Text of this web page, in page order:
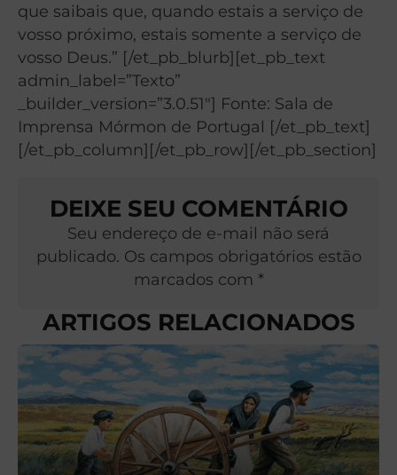
que saibais que, quando estais a serviço de
vosso próximo, estais somente a serviço de
vosso Deus.” [/et_pb_blurb][et_pb_text
admin_label=”Texto”
_builder_version=”3.0.51″] Fonte: Sala de
Imprensa Mórmon de Portugal [/et_pb_text]
[/et_pb_column][/et_pb_row][/et_pb_section]
DEIXE SEU COMENTÁRIO
Seu endereço de e-mail não será
publicado. Os campos obrigatórios estão
marcados com *
ARTIGOS RELACIONADOS